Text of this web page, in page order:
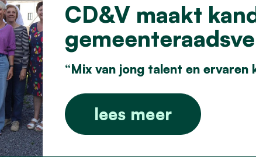
CD&V maakt
“Mix van jong talent en ervaren
lees meer